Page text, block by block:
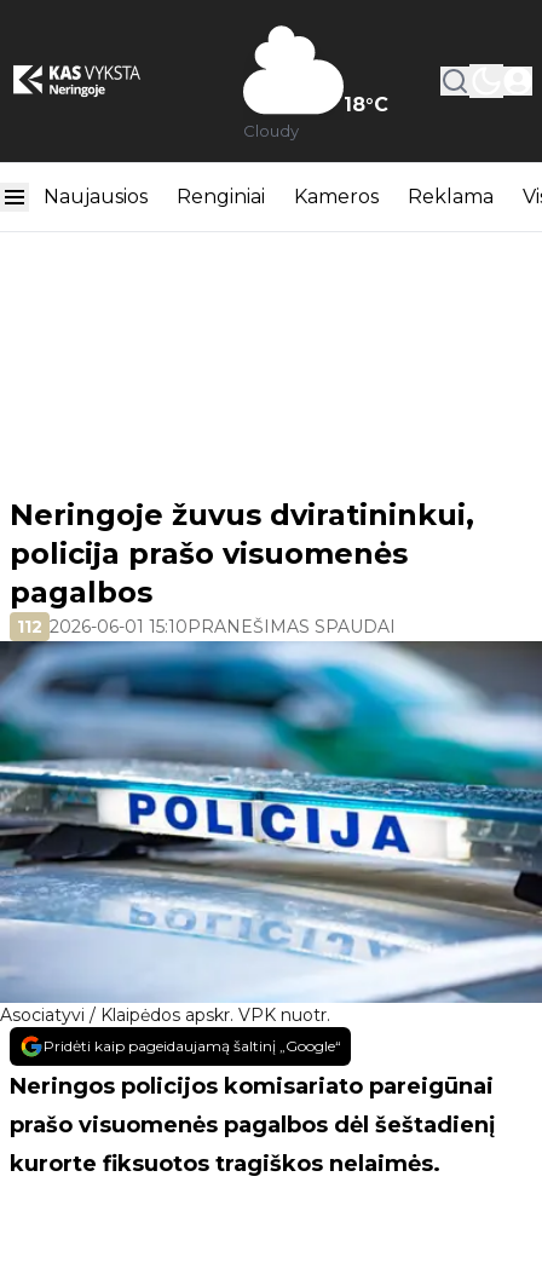
18°C
Cloudy
Naujausios Renginiai Kameros Reklama
Asociatyvi / Klaipėdos apskr. VPK nuotr.
Neringoje žuvus dviratininkui,
policija prašo visuomenės
pagalbos
112 2026-06-01 15:10PRANEŠIMAS SPAUDAI
Pridėti kaip pageidaujamą šaltinį „Google“
Neringos policijos komisariato pareigūnai
prašo visuomenės pagalbos dėl šeštadienį
kurorte fiksuotos tragiškos nelaimės.